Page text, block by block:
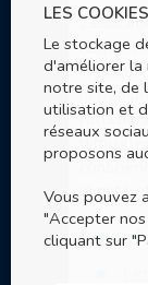
respect
implique
la
dignité
Les
LES
Le stockage
d'améliorer la
notre site, de
utilisation et
réseaux
proposons
Vous pouvez
"Accepter
cliquant sur